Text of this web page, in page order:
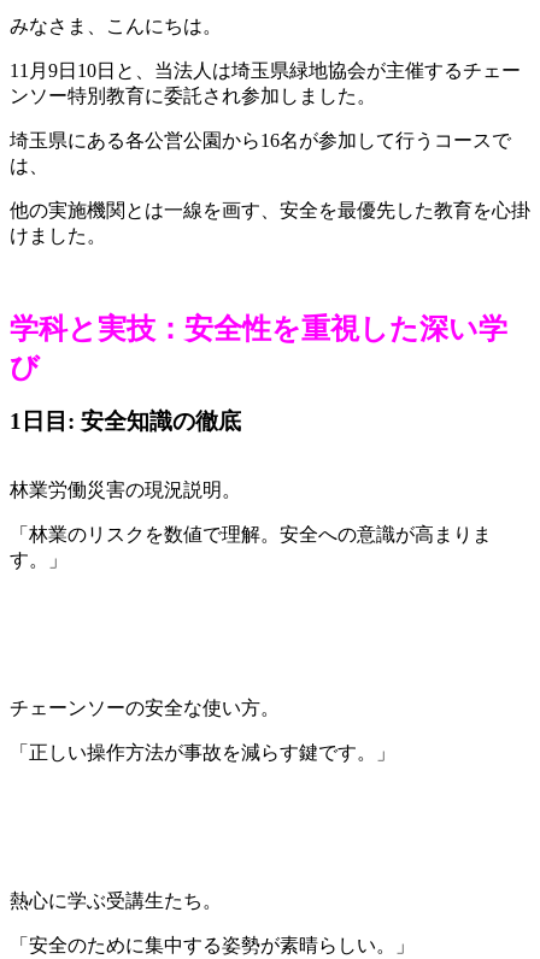
みなさま、こんにちは。
11月9日10日と、当法人は埼玉県緑地協会が主催するチェー
ンソー特別教育に委託され参加しました。
埼玉県にある各公営公園から16名が参加して行うコースで
は、
他の実施機関とは一線を画す、安全を最優先した教育を心掛
けました。
学科と実技：安全性を重視した深い学
び
1日目: 安全知識の徹底
林業労働災害の現況説明。
「林業のリスクを数値で理解。安全への意識が高まりま
す。」
チェーンソーの安全な使い方。
「正しい操作方法が事故を減らす鍵です。」
熱心に学ぶ受講生たち。
「安全のために集中する姿勢が素晴らしい。」